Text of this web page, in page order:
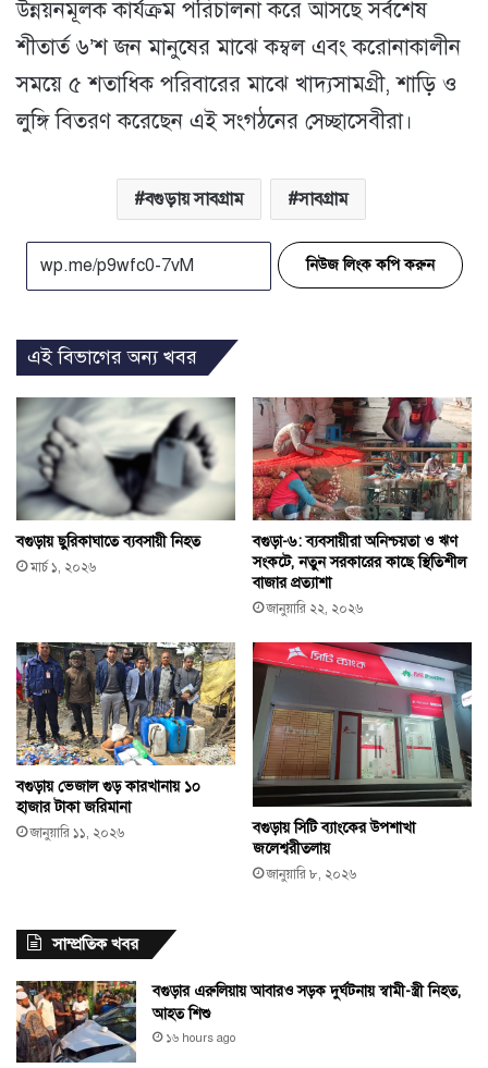
উন্নয়নমূলক কার্যক্রম পরিচালনা করে আসছে সর্বশেষ
শীতার্ত ৬’শ জন মানুষের মাঝে কম্বল এবং করোনাকালীন
সময়ে ৫ শতাধিক পরিবারের মাঝে খাদ্যসামগ্রী, শাড়ি ও
লুঙ্গি বিতরণ করেছেন এই সংগঠনের সেচ্ছাসেবীরা।
বগুড়ায় সাবগ্রাম সাবগ্রাম
নিউজ লিংক কপি করুন
এই বিভাগের অন্য খবর
বগুড়ায় ছুরিকাঘাতে ব্যবসায়ী নিহত
মার্চ ১, ২০২৬
বগুড়া-৬: ব্যবসায়ীরা অনিশ্চয়তা ও ঋণ
সংকটে, নতুন সরকারের কাছে স্থিতিশীল
বাজার প্রত্যাশা
জানুয়ারি ২২, ২০২৬
বগুড়ায় ভেজাল গুড় কারখানায় ১০
হাজার টাকা জরিমানা
জানুয়ারি ১১, ২০২৬
বগুড়ায় সিটি ব্যাংকের উপশাখা
জলেশ্বরীতলায়
জানুয়ারি ৮, ২০২৬
সাম্প্রতিক খবর
বগুড়ার এরুলিয়ায় আবারও সড়ক দুর্ঘটনায় স্বামী-স্ত্রী নিহত,
আহত শিশু
১৬ hours ago